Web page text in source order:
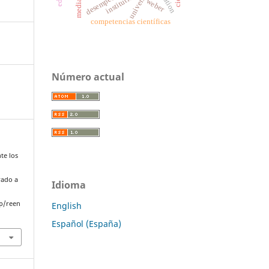
los
a
reen
weber
media
competencias científicas
Número actual
Idioma
English
Español (España)